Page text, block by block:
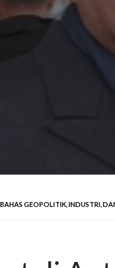
GEOPOLITIK, INDUSTRI,